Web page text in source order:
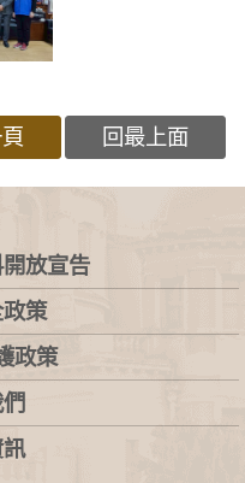
回最上面
放宣告
策
政策